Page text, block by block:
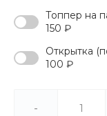
Топпер на
150 ₽
Открытка
100 ₽
-